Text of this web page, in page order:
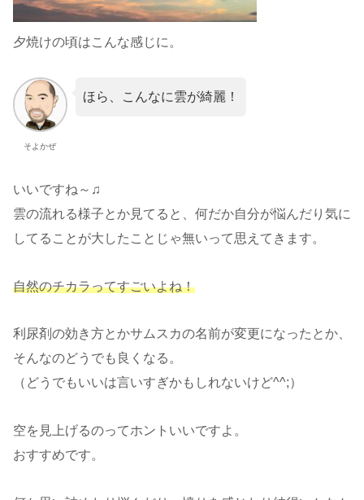
夕焼けの頃はこんな感じに。
そよかぜ
ほら、こんなに雲が綺麗！
いいですね～♫
雲の流れる様子とか見てると、何だか自分が悩んだり気に
してることが大したことじゃ無いって思えてきます。
自然のチカラってすごいよね！
利尿剤の効き方とかサムスカの名前が変更になったとか、
そんなのどうでも良くなる。
（どうでもいいは言いすぎかもしれないけど^^;）
空を見上げるのってホントいいですよ。
おすすめです。